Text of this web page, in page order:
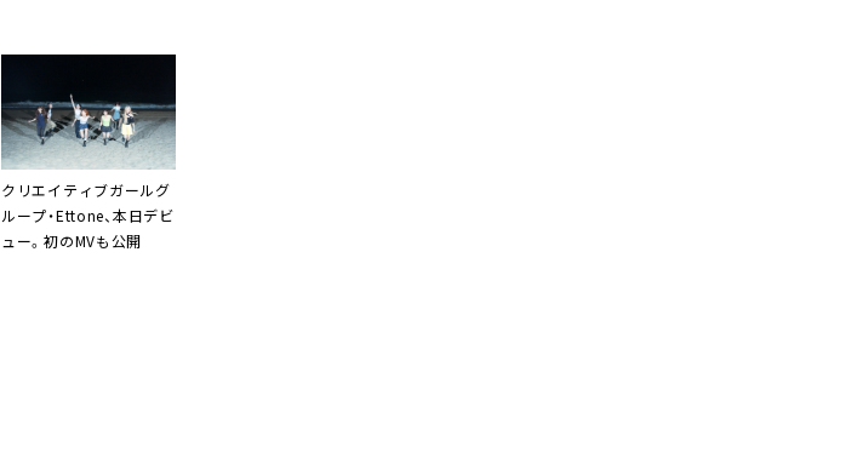
クリエイティブガールグ
ループ・Ettone、本日デビ
ュー。初のMVも公開